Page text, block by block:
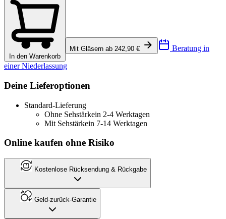
In den Warenkorb
Mit Gläsern ab 242,90 € Beratung in
einer Niederlassung
Deine Lieferoptionen
Standard-Lieferung
Ohne Sehstärkein 2-4 Werktagen
Mit Sehstärkein 7-14 Werktagen
Online kaufen ohne Risiko
Kostenlose Rücksendung & Rückgabe
Geld-zurück-Garantie